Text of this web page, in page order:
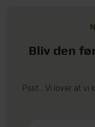
Bliv den
Psst... Vi lover at vi